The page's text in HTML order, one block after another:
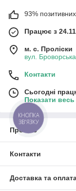
93% позитивних
Працює з
м. с. Проліски
вул.
Контакти
Сьогодні
Показати
Про нас
Контакти
Доставка та
КНОПКА
ЗВ'ЯЗКУ